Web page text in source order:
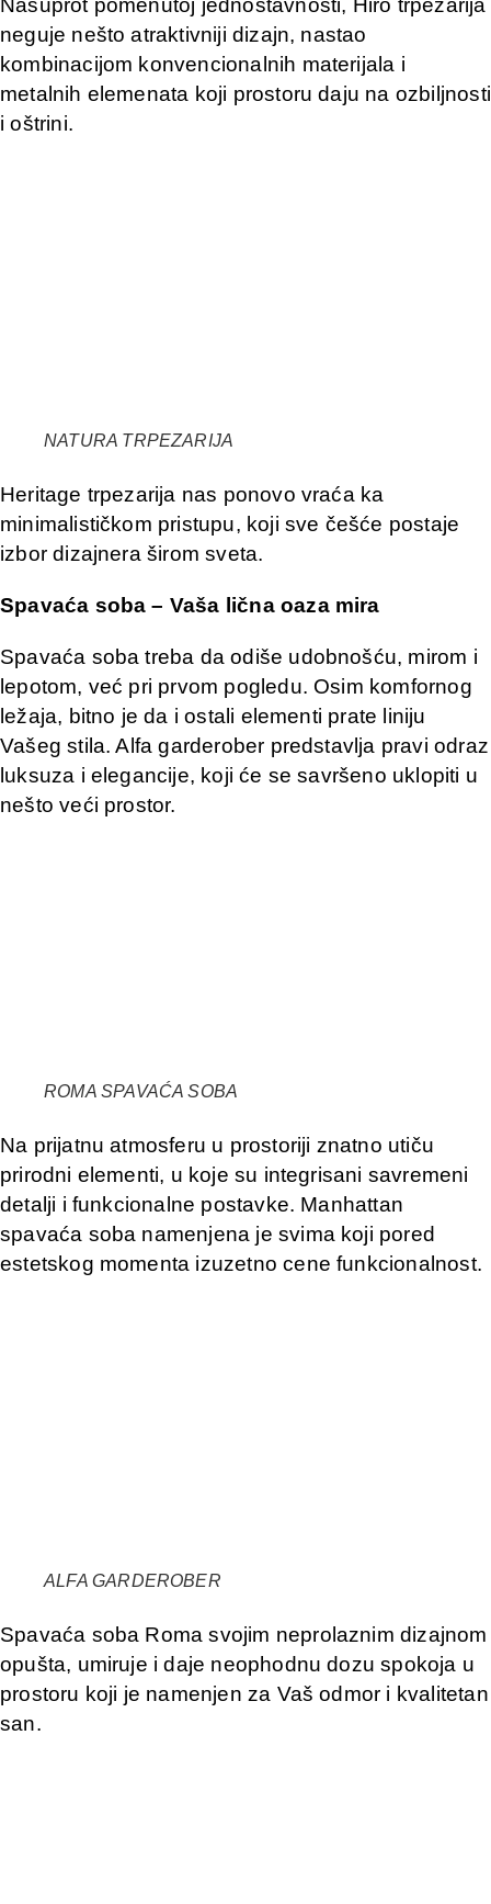
Nasuprot pomenutoj jednostavnosti, Hiro trpezarija
neguje nešto atraktivniji dizajn, nastao
kombinacijom konvencionalnih materijala i
metalnih elemenata koji prostoru daju na ozbiljnosti
i oštrini.
NATURA TRPEZARIJA
Heritage trpezarija nas ponovo vraća ka
minimalističkom pristupu, koji sve češće postaje
izbor dizajnera širom sveta.
Spavaća soba – Vaša lična oaza mira
Spavaća soba treba da odiše udobnošću, mirom i
lepotom, već pri prvom pogledu. Osim komfornog
ležaja, bitno je da i ostali elementi prate liniju
Vašeg stila. Alfa garderober predstavlja pravi odraz
luksuza i elegancije, koji će se savršeno uklopiti u
nešto veći prostor.
ROMA SPAVAĆA SOBA
Na prijatnu atmosferu u prostoriji znatno utiču
prirodni elementi, u koje su integrisani savremeni
detalji i funkcionalne postavke. Manhattan
spavaća soba namenjena je svima koji pored
estetskog momenta izuzetno cene funkcionalnost.
ALFA GARDEROBER
Spavaća soba Roma svojim neprolaznim dizajnom
opušta, umiruje i daje neophodnu dozu spokoja u
prostoru koji je namenjen za Vaš odmor i kvalitetan
san.